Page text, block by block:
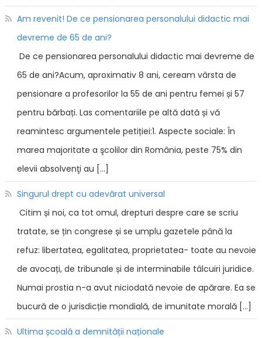
Am revenit! De ce pensionarea personalului didactic mai
devreme de 65 de ani?
De ce pensionarea personalului didactic mai devreme de
65 de ani?Acum, aproximativ 8 ani, ceream vârsta de
pensionare a profesorilor la 55 de ani pentru femei și 57
pentru bărbați. Las comentariile pe altă dată și vă
reamintesc argumentele petiției:1. Aspecte sociale: În
marea majoritate a şcolilor din România, peste 75% din
elevii absolvenţi au […]
Singurul drept cu adevărat universal
Citim și noi, ca tot omul, drepturi despre care se scriu
tratate, se țin congrese și se umplu gazetele până la
refuz: libertatea, egalitatea, proprietatea- toate au nevoie
de avocați, de tribunale și de interminabile tâlcuiri juridice.
Numai prostia n-a avut niciodată nevoie de apărare. Ea se
bucură de o jurisdicție mondială, de imunitate morală […]
Ultima școală a demnității naționale